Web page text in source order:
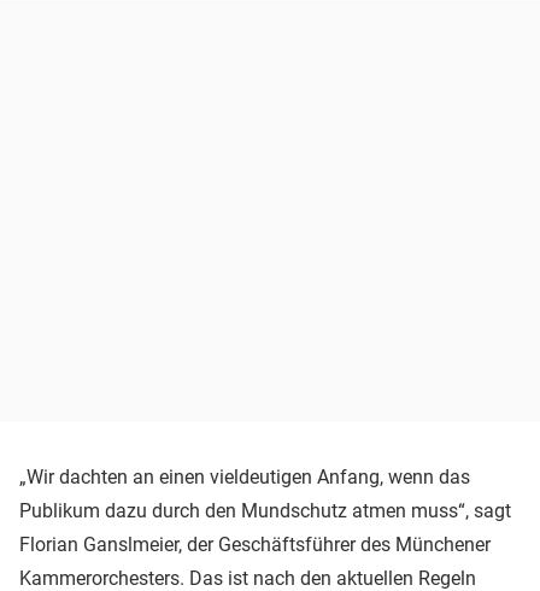
„Wir dachten an einen vieldeutigen Anfang, wenn das
Publikum dazu durch den Mundschutz atmen muss“, sagt
Florian Ganslmeier, der Geschäftsführer des Münchener
Kammerorchesters. Das ist nach den aktuellen Regeln